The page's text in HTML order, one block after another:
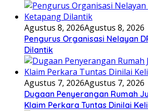
Agustus 8, 2026Agustus 8, 2026
Pengurus Organisasi Nelayan
Dilantik
Agustus 7, 2026Agustus 7, 2026
Dugaan Penyerangan Rumah
Klaim Perkara Tuntas Dinilai